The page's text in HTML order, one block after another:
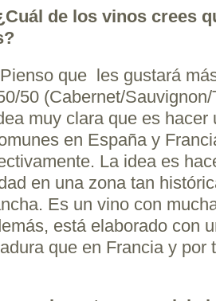
de los vinos crees
Pienso que les gustará
50 (Cabernet/
muy clara que es hacer
en España y
La idea es
en una zona tan
Es un vino con
está elaborado con
que en Francia y por